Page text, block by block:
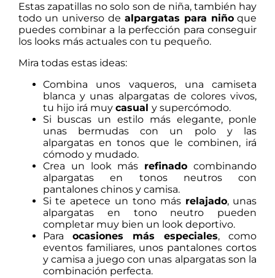
Estas zapatillas no solo son de niña, también hay
todo un universo de alpargatas para niñoque
puedes combinar a la perfección para conseguir
los looks más actuales con tu pequeño.
Mira todas estas ideas:
Combina unos vaqueros, una camiseta
blanca y unas alpargatas de colores vivos,
tu hijo irá muy casual y supercómodo.
Si buscas un estilo más elegante, ponle
unas bermudas con un polo y las
alpargatas en tonos que le combinen, irá
cómodo y mudado.
Crea un look más refinado combinando
alpargatas en tonos neutros con
pantalones chinos y camisa.
Si te apetece un tono más relajado, unas
alpargatas en tono neutro pueden
completar muy bien un look deportivo.
Para ocasiones más especiales, como
eventos familiares, unos pantalones cortos
y camisa a juego con unas alpargatas son la
combinación perfecta.